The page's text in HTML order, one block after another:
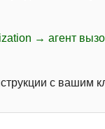
→ агент
с вашим